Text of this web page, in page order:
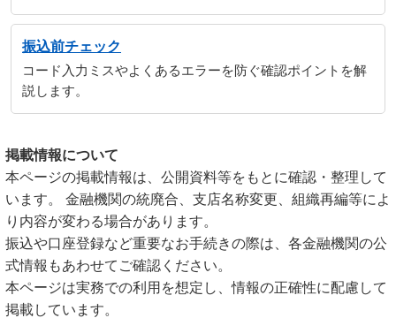
振込前チェック
コード入力ミスやよくあるエラーを防ぐ確認ポイントを解
説します。
掲載情報について
本ページの掲載情報は、公開資料等をもとに確認・整理して
います。 金融機関の統廃合、支店名称変更、組織再編等によ
り内容が変わる場合があります。
振込や口座登録など重要なお手続きの際は、各金融機関の公
式情報もあわせてご確認ください。
本ページは実務での利用を想定し、情報の正確性に配慮して
掲載しています。